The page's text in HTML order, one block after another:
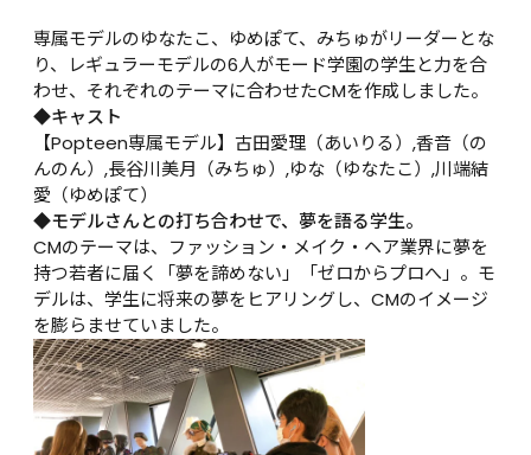
専属モデルのゆなたこ、ゆめぽて、みちゅがリーダーとな
り、レギュラーモデルの6人がモード学園の学生と力を合
わせ、それぞれのテーマに合わせたCMを作成しました。
◆キャスト
【Popteen専属モデル】古田愛理（あいりる）,香音（の
んのん）,長谷川美月（みちゅ）,ゆな（ゆなたこ）,川端結
愛（ゆめぽて）
◆モデルさんとの打ち合わせで、夢を語る学生。
CMのテーマは、ファッション・メイク・ヘア業界に夢を
持つ若者に届く「夢を諦めない」「ゼロからプロへ」。モ
デルは、学生に将来の夢をヒアリングし、CMのイメージ
を膨らませていました。